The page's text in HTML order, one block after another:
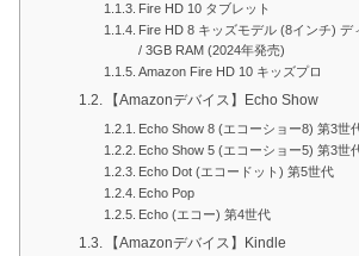
Fire HD 10 タブレット
Fire HD 8 キッズモデル (8インチ) デ
/ 3GB RAM (2024年発売)
Amazon Fire HD 10 キッズプロ
【Amazonデバイス】Echo Show
Echo Show 8 (エコーショー8) 第3世
Echo Show 5 (エコーショー5) 第3世
Echo Dot (エコードット) 第5世代
Echo Pop
Echo (エコー) 第4世代
【Amazonデバイス】Kindle